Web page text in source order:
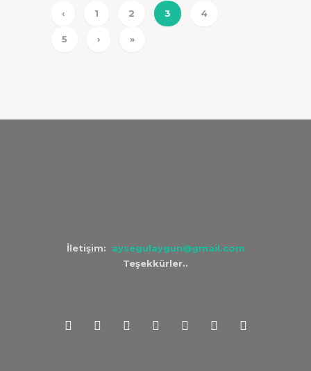
‹ 1 2 3 4
5 › »
İletişim: aysegulaygun@gmail.com
Teşekkürler..